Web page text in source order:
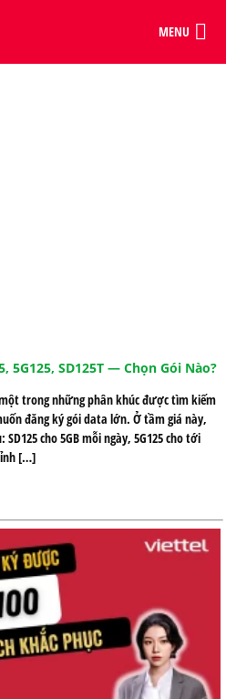
MENU
5G125, SD125T — Chọn Gói Nào?
trong những phân khúc được tìm kiếm
đăng ký gói data lớn. Ở tầm giá này,
cho 5GB mỗi ngày, 5G125 cho tới
[…]